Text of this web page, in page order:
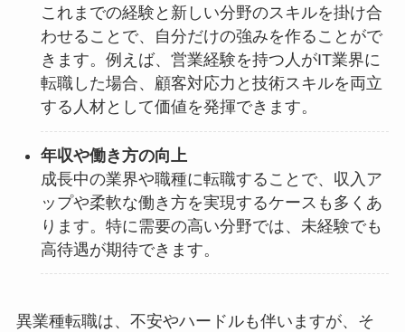
これまでの経験と新しい分野のスキルを掛け合
わせることで、自分だけの強みを作ることがで
きます。例えば、営業経験を持つ人がIT業界に
転職した場合、顧客対応力と技術スキルを両立
する人材として価値を発揮できます。
年収や働き方の向上
成長中の業界や職種に転職することで、収入ア
ップや柔軟な働き方を実現するケースも多くあ
ります。特に需要の高い分野では、未経験でも
高待遇が期待できます。
異業種転職は、不安やハードルも伴いますが、そ